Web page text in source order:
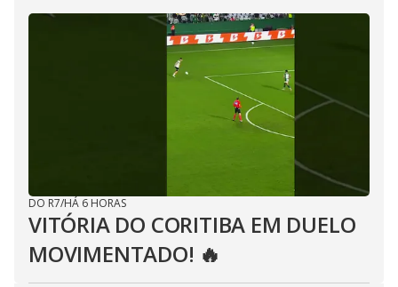
DO R7/HÁ 6 HORAS
VITÓRIA DO CORITIBA EM DUELO
MOVIMENTADO! 🔥